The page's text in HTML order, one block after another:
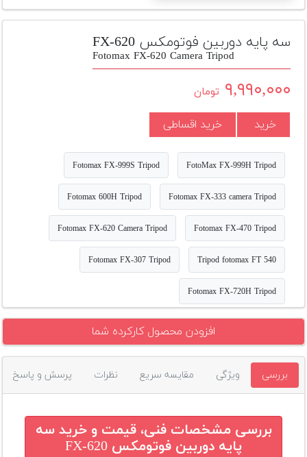
تجهیزات
مکث
محصول
دست
لیست
قیمت
دوربین
بله
سه پایه دوربین فوتومکس FX-620
Fotomax FX-620 Camera Tripod
۹,۹۹۰,۰۰۰ تومان
خرید خرید اقساطی
FotoMax FX-999H Tripod
Fotomax FX-999S Tripod
Fotomax FX-333 camera Tripod
Fotomax 600H Tripod
Fotomax FX-470 Tripod
Fotomax FX-620 Camera Tripod
Tripod fotomax FT 540
Fotomax FX-307 Tripod
Fotomax FX-720H Tripod
افزودن محصول کارکرده شما
بررسی ویژگی مقایسه سریع نظرات پرسش و پاسخ
بررسی مشخصات فنی، قیمت و خریدسه
پایه دوربین فوتومکس FX-620